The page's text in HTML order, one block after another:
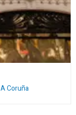
A Coruña